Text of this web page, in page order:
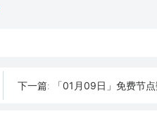
下一篇: 「01月09日」免费节点数量